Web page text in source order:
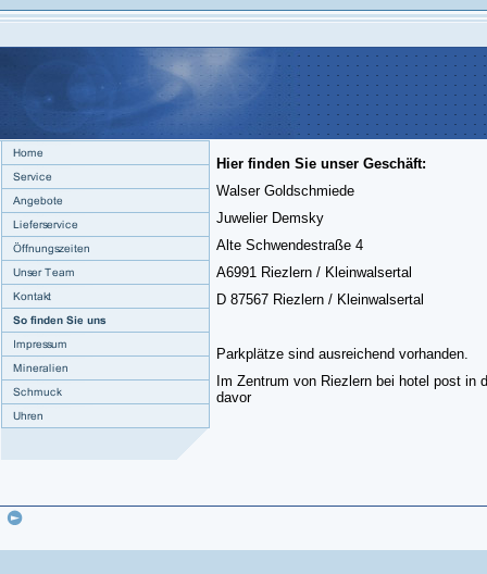
Hier finden Sie unser Geschäft:
Walser Goldschmiede
Juwelier Demsky
Alte Schwendestraße 4
A6991 Riezlern / Kleinwalsertal
D 87567 Riezlern / Kleinwalsertal
Parkplätze sind ausreichend vorhanden.
Im Zentrum von Riezlern bei hotel post in
davor